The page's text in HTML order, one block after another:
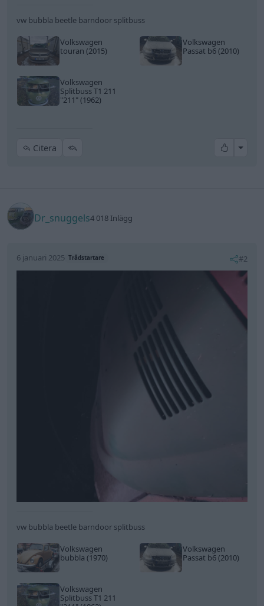
vw bubbla beetle barndoor splitbuss
Volkswagen
touran (2015)
Volkswagen
Passat b6 (2010)
Volkswagen
Splitbuss T1 211
"211"(1962)
Citera All
Dr_snuggels4 018 Inlägg
6 januari 2025 Trådstartare #2
vw bubbla beetle barndoor splitbuss
Volkswagen
bubbla (1970)
Volkswagen
Passat b6 (2010)
Volkswagen
Splitbuss T1 211